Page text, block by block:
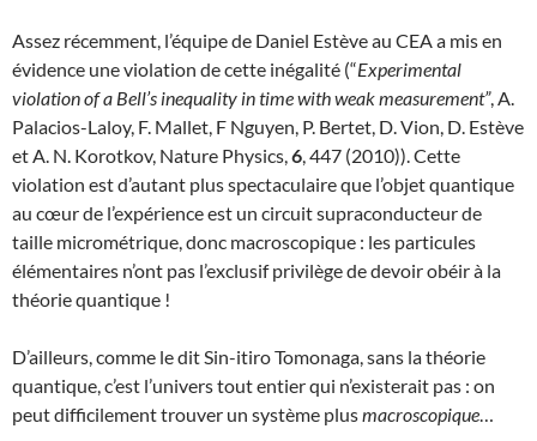
Assez récemment, l’équipe de Daniel Estève au CEA a mis en
évidence une violation de cette inégalité (“Experimental
violation of a Bell’s inequality in time with weak measurement”, A.
Palacios-Laloy, F. Mallet, F Nguyen, P. Bertet, D. Vion, D. Estève
et A. N. Korotkov, Nature Physics, 6 , 447 (2010)). Cette
violation est d’autant plus spectaculaire que l’objet quantique
au cœur de l’expérience est un circuit supraconducteur de
taille micrométrique, donc macroscopique : les particules
élémentaires n’ont pas l’exclusif privilège de devoir obéir à la
théorie quantique !
D’ailleurs, comme le dit Sin-itiro Tomonaga, sans la théorie
quantique, c’est l’univers tout entier qui n’existerait pas : on
peut difficilement trouver un système plusmacroscopique